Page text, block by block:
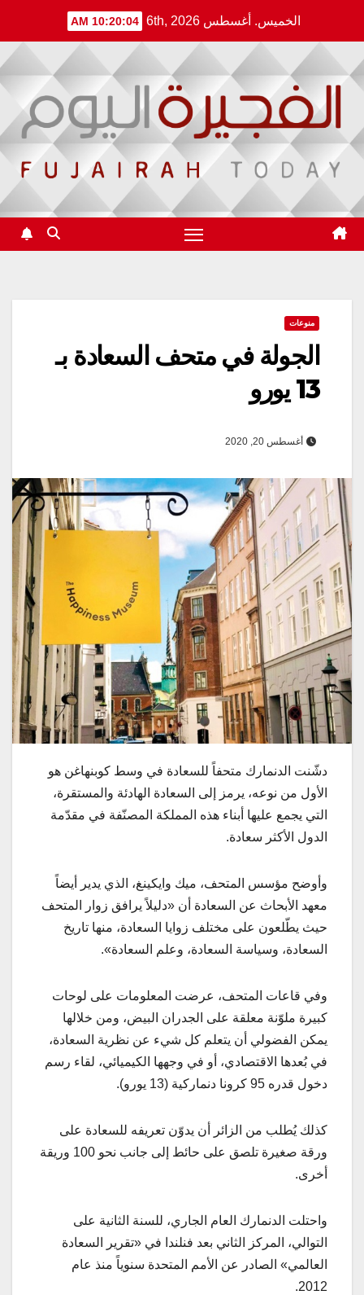
content
الخميس. أغسطس 6th, 2026 10:20:04 AM
منوعات
الجولة في متحف السعادة بـ
13 يورو
أغسطس 20, 2020
دشّنت الدنمارك متحفاً للسعادة في وسط كوبنهاغن هو
الأول من نوعه، يرمز إلى السعادة الهادئة والمستقرة،
التي يجمع عليها أبناء هذه المملكة المصنّفة في مقدّمة
الدول الأكثر سعادة.
وأوضح مؤسس المتحف، ميك وايكينغ، الذي يدير أيضاً
معهد الأبحاث عن السعادة أن «دليلاً يرافق زوار المتحف
حيث يطّلعون على مختلف زوايا السعادة، منها تاريخ
السعادة، وسياسة السعادة، وعلم السعادة».
وفي قاعات المتحف، عرضت المعلومات على لوحات
كبيرة ملوّنة معلقة على الجدران البيض، ومن خلالها
يمكن الفضولي أن يتعلم كل شيء عن نظرية السعادة،
في بُعدها الاقتصادي، أو في وجهها الكيميائي، لقاء رسم
دخول قدره 95 كرونا دنماركية (13 يورو).
كذلك يُطلب من الزائر أن يدوّن تعريفه للسعادة على
ورقة صغيرة تلصق على حائط إلى جانب نحو 100 وريقة
أخرى.
واحتلت الدنمارك العام الجاري، للسنة الثانية على
التوالي، المركز الثاني بعد فنلندا في «تقرير السعادة
العالمي» الصادر عن الأمم المتحدة سنوياً منذ عام
2012.